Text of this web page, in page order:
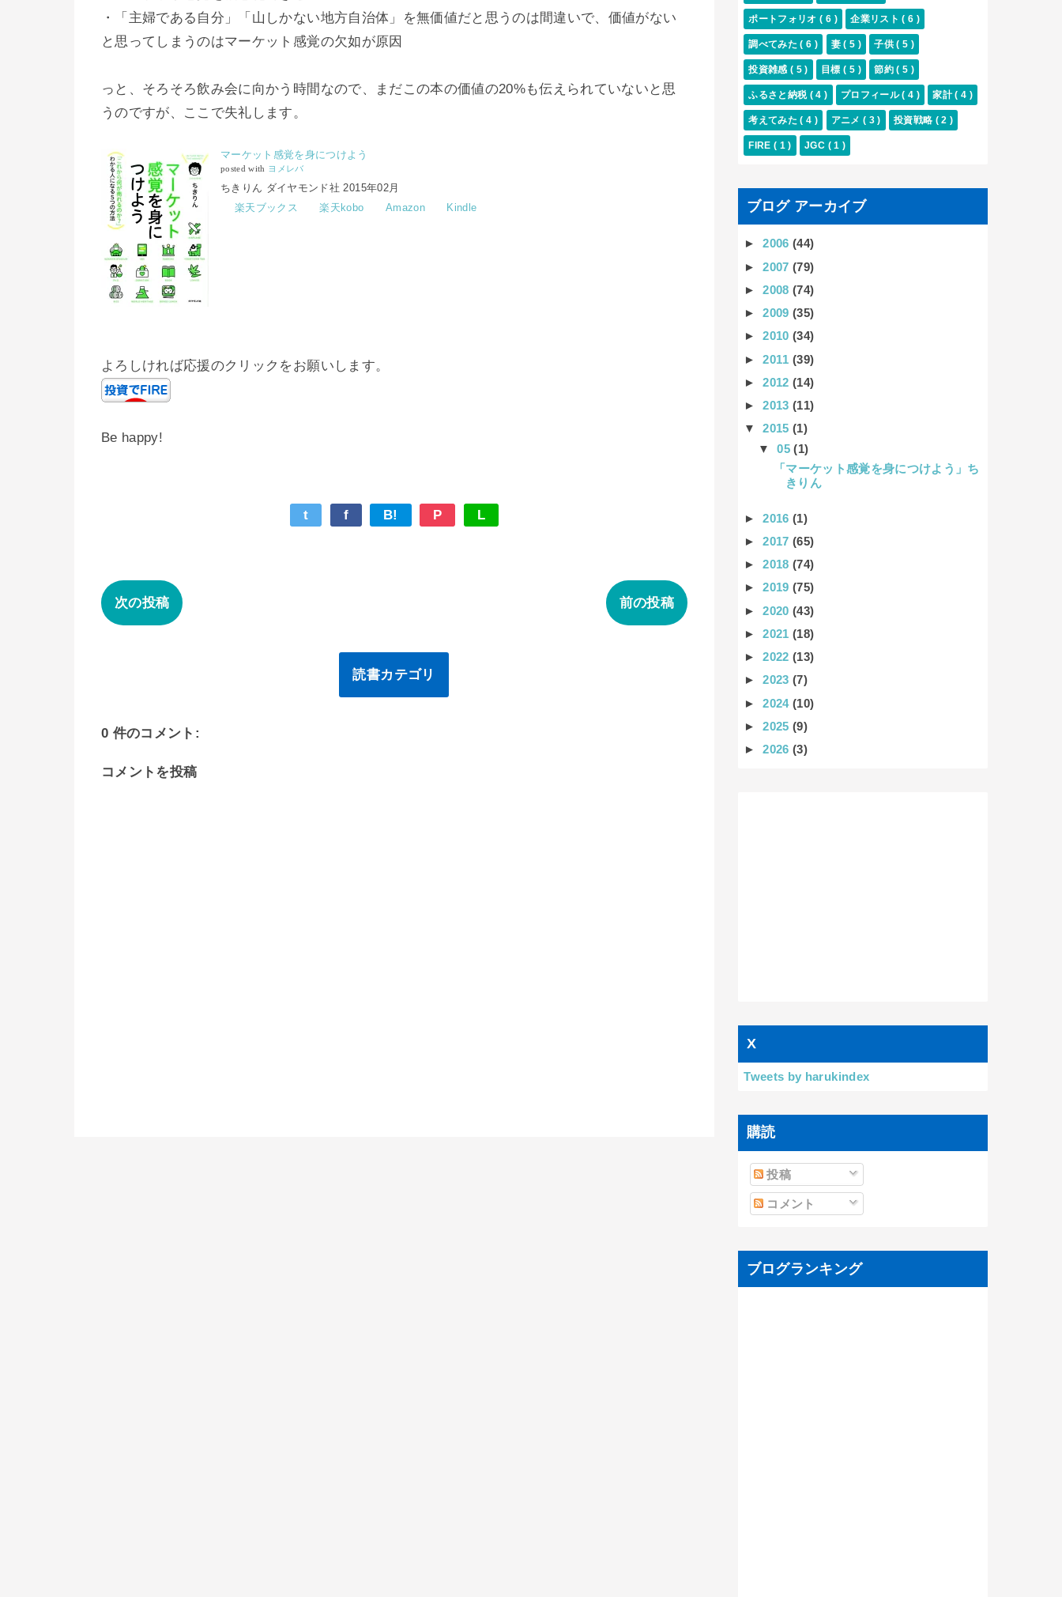
・「主婦である自分」「山しかない地方自治体」を無価値だと思うのは間違いで、価値がない
と思ってしまうのはマーケット感覚の欠如が原因
っと、そろそろ飲み会に向かう時間なので、まだこの本の価値の20%も伝えられていないと思
うのですが、ここで失礼します。
マーケット感覚を身につけよう
posted with ヨメレバ
ちきりん ダイヤモンド社 2015年02月
楽天ブックス
楽天kobo Amazon Kindle
よろしければ応援のクリックをお願いします。
Be happy!
t f B! P L
次の投稿 前の投稿
読書カテゴリ
0 件のコメント:
コメントを投稿
ポートフォリオ( 6 ) 企業リスト( 6 )
調べてみた( 6 ) 妻( 5 ) 子供( 5 )
投資雑感( 5 ) 目標( 5 ) 節約( 5 )
ふるさと納税 ( 4 ) プロフィール( 4 ) 家計( 4 )
考えてみた( 4 ) アニメ ( 3 ) 投資戦略 ( 2 )
FIRE( 1 ) JGC ( 1 )
ブログ アーカイブ
►2006(44)
►2007(79)
►2008(74)
►2009(35)
►2010(34)
►2011(39)
►2012(14)
►2013(11)
▼2015(1)
▼05(1)
「マーケット感覚を身につけよう」ち
きりん
►2016(1)
►2017(65)
►2018(74)
►2019(75)
►2020(43)
►2021(18)
►2022(13)
►2023(7)
►2024(10)
►2025(9)
►2026(3)
X
Tweets by harukindex
購読
投稿
コメント
ブログランキング